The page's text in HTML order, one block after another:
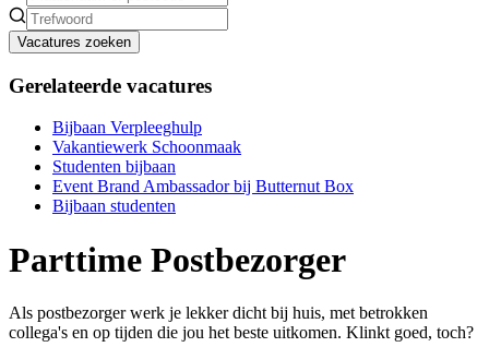
Vacatures zoeken
Gerelateerde vacatures
Bijbaan Verpleeghulp
Vakantiewerk Schoonmaak
Studenten bijbaan
Event Brand Ambassador bij Butternut Box
Bijbaan studenten
Parttime Postbezorger
Als postbezorger werk je lekker dicht bij huis, met betrokken
collega's en op tijden die jou het beste uitkomen. Klinkt goed, toch?